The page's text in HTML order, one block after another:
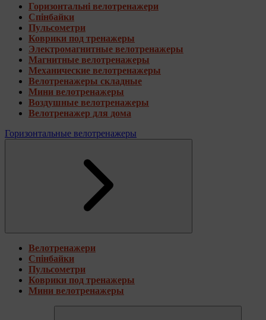
Горизонтальні велотренажери
Спінбайки
Пульсометри
Коврики под тренажеры
Электромагнитные велотренажеры
Магнитные велотренажеры
Механические велотренажеры
Велотренажеры складные
Мини велотренажеры
Воздушные велотренажеры
Велотренажер для дома
Горизонтальные велотренажеры
Велотренажери
Спінбайки
Пульсометри
Коврики под тренажеры
Мини велотренажеры